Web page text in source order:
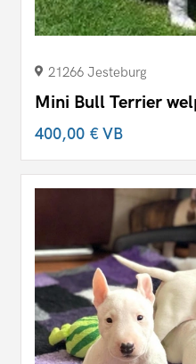
21266 Jesteburg
Mini Bull Terrier
400,00 €VB